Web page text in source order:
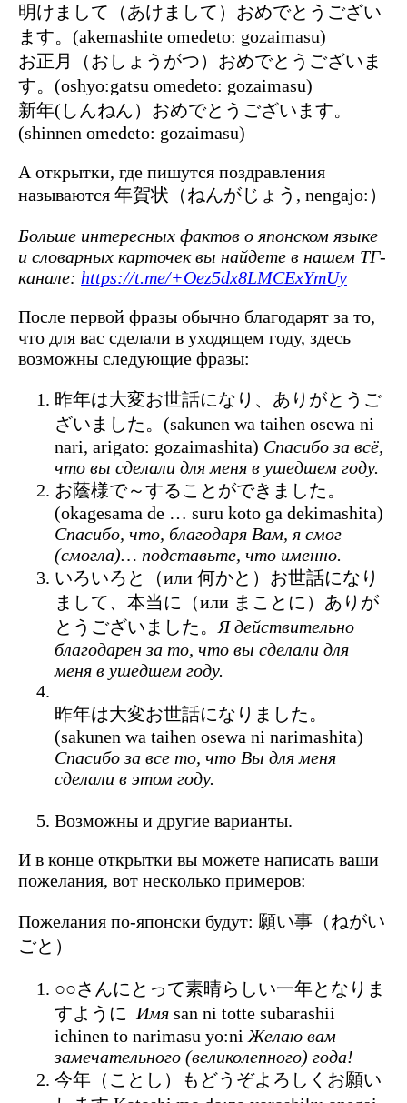
明けまして（あけまして）おめでとうござい
ます。(akemashite omedeto: gozaimasu)
お正月（おしょうがつ）おめでとうございま
す。(oshyo:gatsu omedeto: gozaimasu)
新年(しんねん）おめでとうございます。
(shinnen omedeto: gozaimasu)
А открытки, где пишутся поздравления
называются 年賀状（ねんがじょう, nengajo:）
Больше интересных фактов о японском языке
и словарных карточек вы найдете в нашем ТГ-
канале: https://t.me/+Oez5dx8LMCExYmUy
После первой фразы обычно благодарят за то,
что для вас сделали в уходящем году, здесь
возможны следующие фразы:
昨年は大変お世話になり、ありがとうご
ざいました。(sakunen wa taihen osewa ni
nari, arigato: gozaimashita) Спасибо за всё,
что вы сделали для меня в ушедшем году.
お蔭様で～することができました。
(okagesama de … suru koto ga dekimashita)
Спасибо, что, благодаря Вам, я смог
(смогла)… подставьте, что именно.
いろいろと（или 何かと）お世話になり
まして、本当に（или まことに）ありが
とうございました。 Я действительно
благодарен за то, что вы сделали для
меня в ушедшем году.
昨年は大変お世話になりました。
(sakunen wa taihen osewa ni narimashita)
Спасибо за все то, что Вы для меня
сделали в этом году.
Возможны и другие варианты.
И в конце открытки вы можете написать ваши
пожелания, вот несколько примеров:
Пожелания по-японски будут: 願い事（ねがい
ごと）
○○さんにとって素晴らしい一年となりま
すように Имя san ni totte subarashii
ichinen to narimasu yo:ni Желаю вам
замечательного (великолепного) года!
今年（ことし）もどうぞよろしくお願い